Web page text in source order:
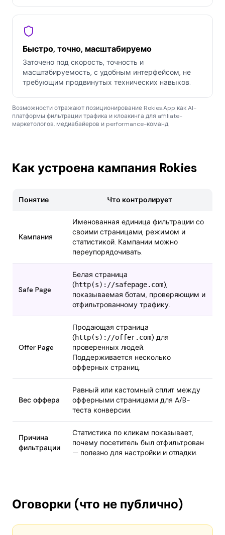
Быстро, точно, масштабируемо
Заточено под скорость, точность и
масштабируемость, с удобным интерфейсом, не
требующим продвинутых технических навыков.
Возможности отражают позиционирование Rokies.App как AI-
платформы фильтрации трафика и клоакинга для affiliate-
маркетологов, медиабайеров и performance-команд.
Как устроена кампания Rokies
Понятие Что контролирует
Кампания
Именованная единица фильтрации со
своими страницами, режимом и
статистикой. Кампании можно
переупорядочивать.
Safe Page
Белая страница
(http(s)://safepage.com),
показываемая ботам, проверяющим и
отфильтрованному трафику.
Offer Page
Продающая страница
(http(s)://offer.com) для
проверенных людей.
Поддерживается несколько
офферных страниц.
Вес оффера
Равный или кастомный сплит между
офферными страницами для A/B-
теста конверсии.
Причина
фильтрации
Статистика по кликам показывает,
почему посетитель был отфильтрован
— полезно для настройки и отладки.
Оговорки (что не публично)